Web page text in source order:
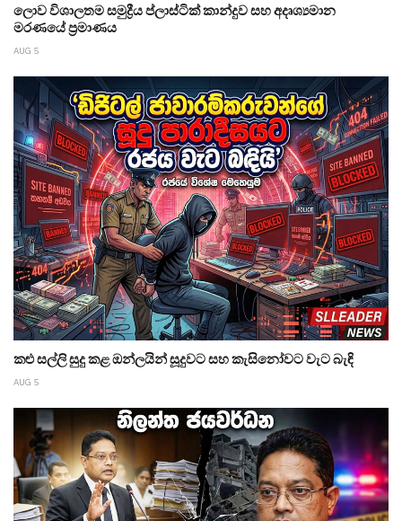
ලොව විශාලතම සමුද්‍රීය ප්ලාස්ටික් කාන්දුව සහ අදෘශ්‍යමාන
මරණයේ ප්‍රමාණය
AUG 5
කළු සල්ලි සුදු කළ ඔන්ලයින් සූදුවට සහ කැසිනෝවට වැට බැඳි
AUG 5